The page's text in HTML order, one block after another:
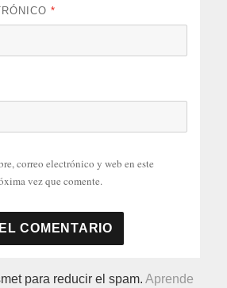
*
correo electrónico y web en este
vez que comente.
para reducir el spam.Aprende